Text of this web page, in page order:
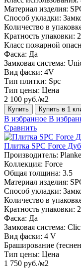
Материал изделия:
Способ укладки:
Количество в
Кратность упаковки:
Класс пожарной
Фаска: Да
Замковая система:
Вид фаски: 4V
Тип плитки: Spc
Тип цены: Цена
2 100 руб./м2
Купить Купить в 1
В избранное В
Сравнить
Плитка SPC Force
Производитель:
Коллекция: Force
Общая толщина: 3.5
Материал изделия:
Способ укладки:
Количество в
Кратность упаковки:
Фаска: Да
Замковая система: Сlic
Вид фаски: 4 V
Браширование
Тип цены: Цена
1 750 руб./м2